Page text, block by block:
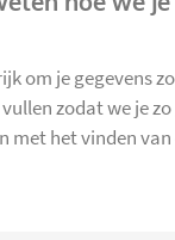
om je gegevens
zodat we je
met het vinden van